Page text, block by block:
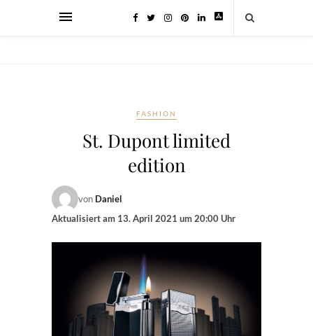
FASHION
St. Dupont limited
edition
von Daniel
Aktualisiert am 13. April 2021 um 20:00 Uhr